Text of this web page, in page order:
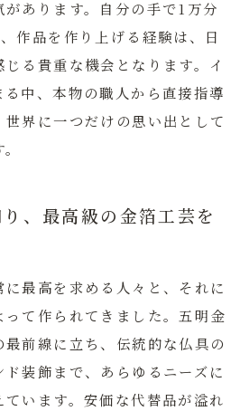
あります。自分の手で1万分
作品を作り上げる経験は、日
る貴重な機会となります。イ
中、本物の職人から直接指導
界に一つだけの思い出として
、最高級の金箔工芸を
最高を求める人々と、それに
て作られてきました。 五明金
最前線に立ち、伝統的な仏具の
装飾まで、あらゆるニーズに
ています。安価な代替品が溢れ